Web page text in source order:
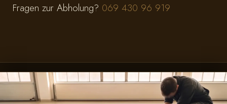
Fragen zur Abholung? 069 430 96 919